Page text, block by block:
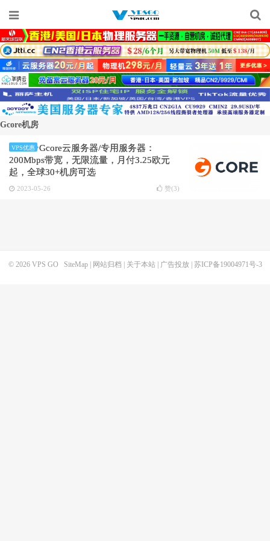
Gcore机房
VPS优惠
Gcore云服务器/专用服务器：
200Mbps带宽，无限流量，月付3.25欧元
起，全球30+机房可选
2023-05-26 赞(3)
© 2026 VPS GO SiteMap| 网站归档 关于本站| 广告投放| 苏ICP备19004971号-3